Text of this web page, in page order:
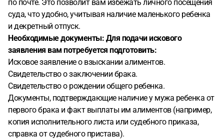
по почте. Это позволит вам избежать личного посещения
суда, что удобно, учитывая наличие маленького ребенка
и декретный отпуск.
Необходимые документы: Для подачи искового
заявления вам потребуется подготовить:
Исковое заявление о взыскании алиментов.
Свидетельство о заключении брака.
Свидетельство о рождении общего ребенка.
Документы, подтверждающие наличие у мужа ребенка от
первого брака и факт выплаты им алиментов (например,
копия исполнительного листа или судебного приказа,
справка от судебного пристава).